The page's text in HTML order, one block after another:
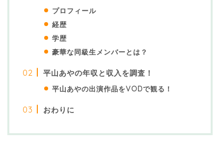
プロフィール
経歴
学歴
豪華な同級生メンバーとは？
平山あやの年収と収入を調査！
平山あやの出演作品をVODで観る！
おわりに